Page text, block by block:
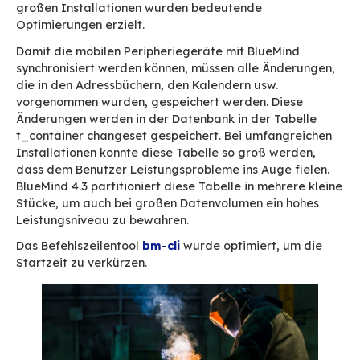
sds-proxy
Hinzufügung einer
Reaktionszeit für die Bestätigung einer
Authentifizierung zu erfahren
Hinzufügung eines Dashboards zur
desZustands der internen Caches, die
BlueMind verwendet wurden
Hinzufügung eines Dashboards des
Betriebszustands der
5.Ergänzung der
Synchronisierung um
Freigaben
Im ProtokollExchange Active Syncexistiert
des gemeinsam genutzten Kalenders oder der
gemeinsam genutzten Mailbox nicht. Der